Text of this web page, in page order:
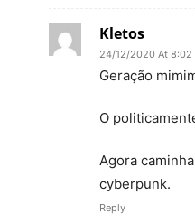
Kletos
24/12/2020 At 8:02
Geração
O
Agora
cyberpunk.
Reply